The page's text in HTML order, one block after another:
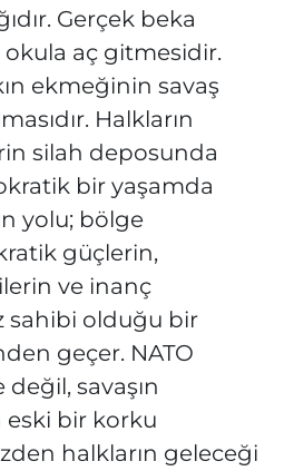
Gerçek beka
aç gitmesidir.
ekmeğinin savaş
Halkların
silah deposunda
bir yaşamda
yolu; bölge
güçlerin,
ve inanç
sahibi olduğu bir
geçer. NATO
savaşın
eski bir korku
halkların geleceği